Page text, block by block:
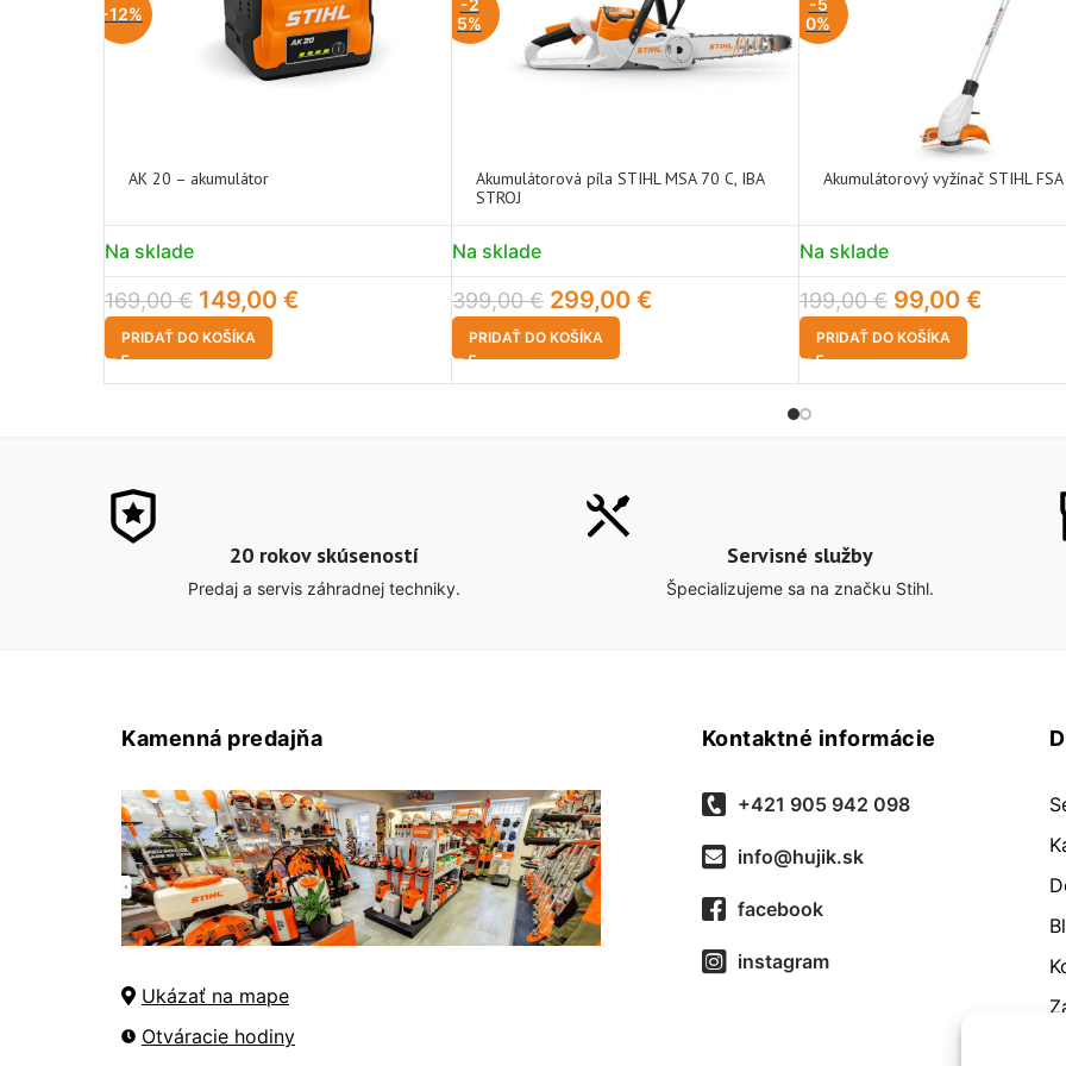
-12%
AK 20 – akumulátor
Na sklade
169,00€ 149,00 €
PRIDAŤ DO KOŠÍKA
-2
5%
Akumulátorová píla STIHL MSA 70 C, IBA
STROJ
Na sklade
399,00€ 299,00 €
PRIDAŤ DO KOŠÍKA
-5
0%
Akumulátorový vyžínač STIHL
Na sklade
199,00€ 99,00 €
PRIDAŤ DO KOŠÍKA
20 rokov skúseností
Predaj a servis záhradnej techniky.
Servisné služby
Špecializujeme sa na značku Stihl.
Kamenná predajňa
Ukázať na mape
Otváracie hodiny
Kontaktné informácie
+421 905 942 098
info@hujik.sk
facebook
instagram